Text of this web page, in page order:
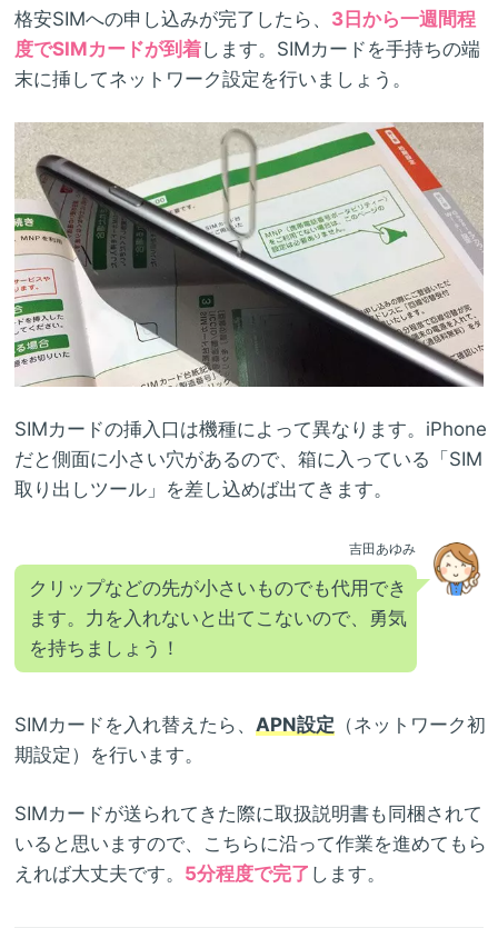
格安SIMへの申し込みが完了したら、 3日から一週間程
度でSIMカードが到着します。SIMカードを手持ちの端
末に挿してネットワーク設定を行いましょう。
SIMカードの挿入口は機種によって異なります。iPhone
だと側面に小さい穴があるので、箱に入っている「SIM
取り出しツール」を差し込めば出てきます。
吉田あゆみ
クリップなどの先が小さいものでも代用でき
ます。力を入れないと出てこないので、勇気
を持ちましょう！
SIMカードを入れ替えたら、 APN設定 （ネットワーク初
期設定）を行います。
SIMカードが送られてきた際に取扱説明書も同梱されて
いると思いますので、こちらに沿って作業を進めてもら
えれば大丈夫です。 5分程度で完了 します。